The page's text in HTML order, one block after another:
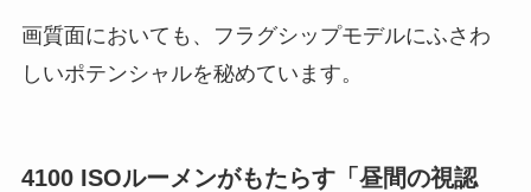
画質面においても、フラグシップモデルにふさわ
しいポテンシャルを秘めています。
4100 ISOルーメンがもたらす「昼間の視認